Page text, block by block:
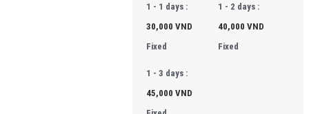
1 - 1 days :
30,000VND
Fixed
1 - 2 days :
40,000VND
Fixed
1 - 3 days :
45,000VND